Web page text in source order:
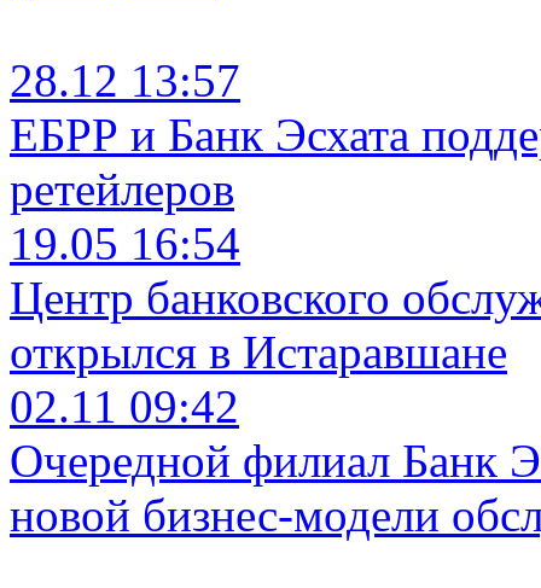
28.12 13:57
ЕБРР и Банк Эсхата
ретейлеров
19.05 16:54
Центр банковского
открылся в Истаравшане
02.11 09:42
Очередной филиал Банк
новой бизнес-модели